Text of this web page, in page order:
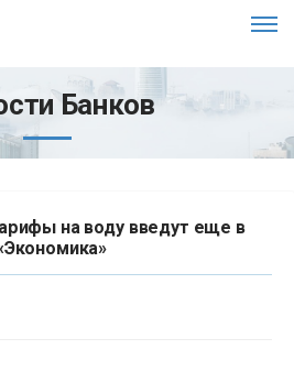
Банков
на воду введут еще в